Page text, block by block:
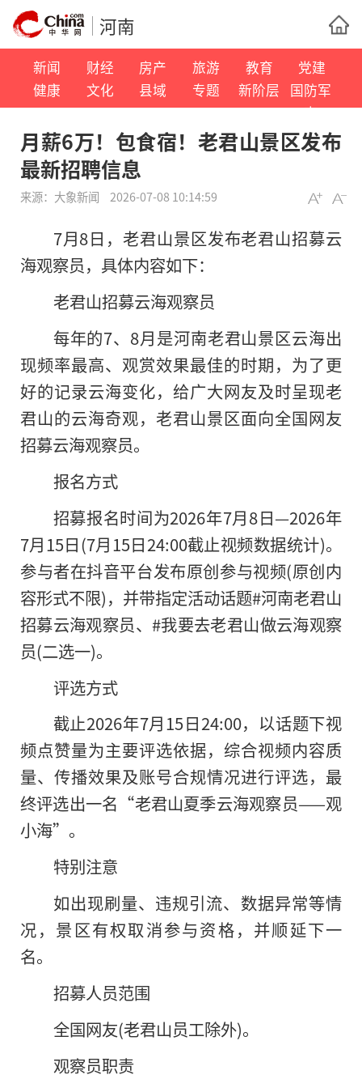
河南
新闻 财经 房产 旅游 教育
党建
健康
文化 县域 专题 新阶层
国防军
事
月薪6万！包食宿！老君山景区发布
最新招聘信息
来源： 大象新闻 2026-07-08 10:14:59
7月8日，老君山景区发布老君山招募云
海观察员，具体内容如下：
老君山招募云海观察员
每年的7、8月是河南老君山景区云海出
现频率最高、观赏效果最佳的时期，为了更
好的记录云海变化，给广大网友及时呈现老
君山的云海奇观，老君山景区面向全国网友
招募云海观察员。
报名方式
招募报名时间为2026年7月8日—2026年
7月15日(7月15日24:00截止视频数据统计)。
参与者在抖音平台发布原创参与视频(原创内
容形式不限)，并带指定活动话题#河南老君山
招募云海观察员、#我要去老君山做云海观察
员(二选一)。
评选方式
截止2026年7月15日24:00，以话题下视
频点赞量为主要评选依据，综合视频内容质
量、传播效果及账号合规情况进行评选，最
终评选出一名“老君山夏季云海观察员——观
小海”。
特别注意
如出现刷量、违规引流、数据异常等情
况，景区有权取消参与资格，并顺延下一
名。
招募人员范围
全国网友(老君山员工除外)。
观察员职责